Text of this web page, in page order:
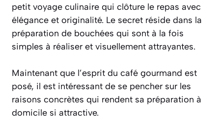
petit voyage culinaire qui clôture le repas avec
élégance et originalité. Le secret réside dans la
préparation de bouchées qui sont à la fois
simples à réaliser et visuellement attrayantes.
Maintenant que l’esprit du café gourmand est
posé, il est intéressant de se pencher sur les
raisons concrètes qui rendent sa préparation à
domicile si attractive.